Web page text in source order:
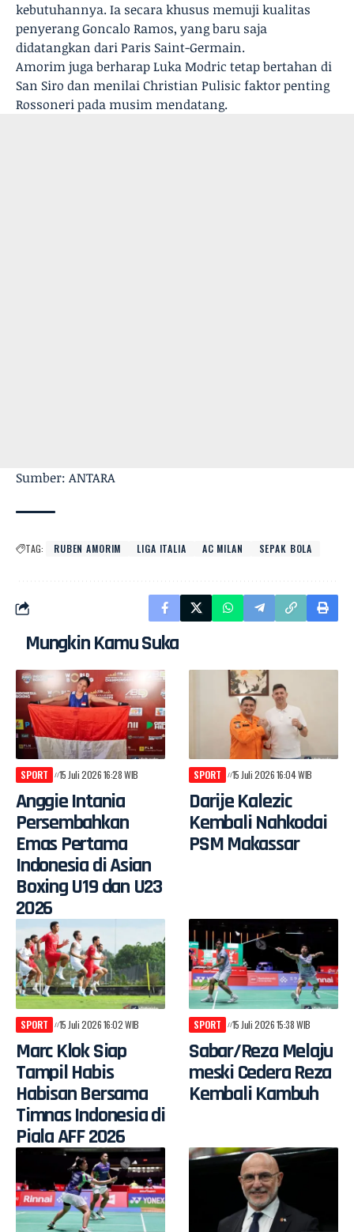
kebutuhannya. Ia secara khusus memuji kualitas
penyerang Goncalo Ramos, yang baru saja
didatangkan dari Paris Saint-Germain.
Amorim juga berharap Luka Modric tetap bertahan di
San Siro dan menilai Christian Pulisic faktor penting
Rossoneri pada musim mendatang.
Sumber: ANTARA
TAG: RUBEN AMORIM LIGA ITALIA AC MILAN SEPAK BOLA
Mungkin Kamu Suka
SPORT 15 Juli 2026 16:28 WIB
Anggie Intania
Persembahkan
Emas Pertama
Indonesia di Asian
Boxing U19 dan U23
2026
SPORT 15 Juli 2026 16:04 WIB
Darije Kalezic
Kembali Nahkodai
PSM Makassar
SPORT 15 Juli 2026 16:02 WIB
Marc Klok Siap
Tampil Habis
Habisan Bersama
Timnas Indonesia di
Piala AFF 2026
SPORT 15 Juli 2026 15:38 WIB
Sabar/Reza Melaju
meski Cedera Reza
Kembali Kambuh